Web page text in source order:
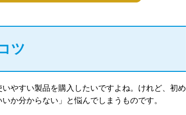
ツ
やすい製品を購入したいですよね。けれど、初め
か分からない」と悩んでしまうものです。